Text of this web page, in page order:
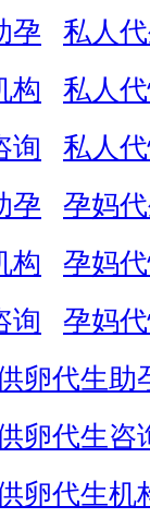
孕
私人
构
私人
询
私人
孕
孕妈
构
孕妈
询
孕妈
卵代生助
卵代生咨
卵代生机